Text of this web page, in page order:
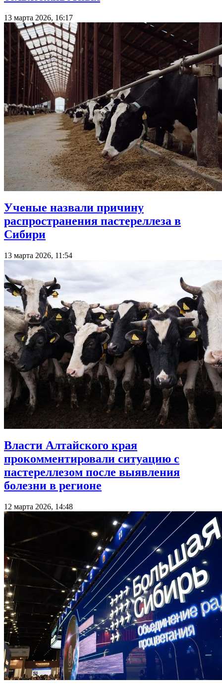
13 марта 2026, 16:17
Ученые назвали причину
распространения пастереллеза в
Сибири
13 марта 2026, 11:54
Власти Алтайского края
прокомментировали ситуацию с
пастереллезом после выявления
болезни в регионе
12 марта 2026, 14:48